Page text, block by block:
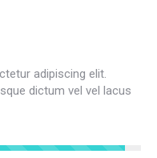
adipiscing elit.
dictum vel vel lacus